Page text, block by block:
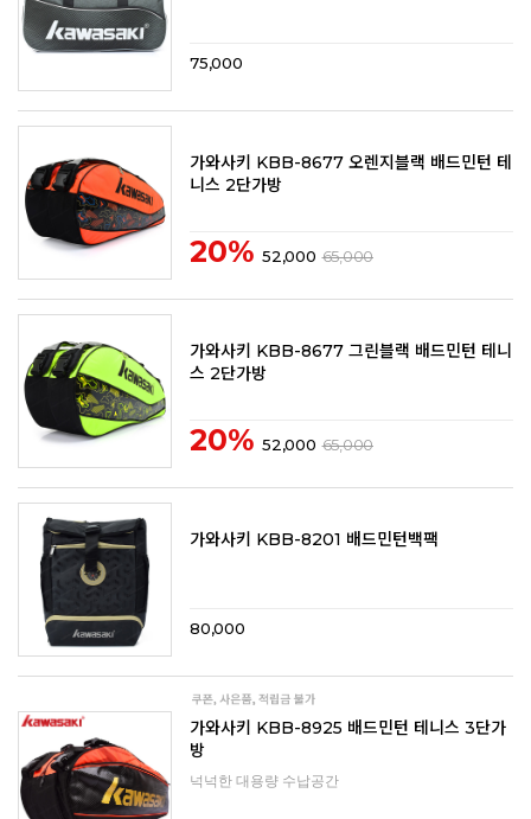
75,000
가와사키 KBB-8677 오렌지블랙 배드민턴 테
니스 2단가방
20% 52,000 65,000
가와사키 KBB-8677 그린블랙 배드민턴 테니
스 2단가방
20% 52,000 65,000
가와사키 KBB-8201 배드민턴백팩
80,000
가와사키 KBB-8925 배드민턴 테니스 3단가
방
넉넉한 대용량 수납공간